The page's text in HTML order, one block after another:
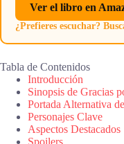
Ver el libro en
¿Prefieres escuchar?
Tabla de Contenidos
Introducción
Sinopsis de Gracias
Portada Alternativa
Personajes Clave
Aspectos Destacados
Spoilers